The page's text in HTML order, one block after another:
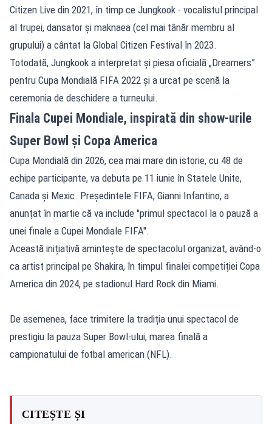
Citizen Live din 2021, în timp ce Jungkook - vocalistul principal
al trupei, dansator și maknaea (cel mai tânăr membru al
grupului) a cântat la Global Citizen Festival în 2023.
Totodată, Jungkook a interpretat și piesa oficială „Dreamers”
pentru Cupa Mondială FIFA 2022 și a urcat pe scenă la
ceremonia de deschidere a turneului.
Finala Cupei Mondiale, inspirată din show-urile
Super Bowl și Copa America
Cupa Mondială din 2026, cea mai mare din istorie, cu 48 de
echipe participante, va debuta pe 11 iunie în Statele Unite,
Canada și Mexic. Președintele FIFA, Gianni Infantino, a
anunțat în martie că va include "primul spectacol la o pauză a
unei finale a Cupei Mondiale FIFA".
Această inițiativă amintește de spectacolul organizat, având-o
ca artist principal pe Shakira, în timpul finalei competiției Copa
America din 2024, pe stadionul Hard Rock din Miami.
De asemenea, face trimitere la tradiția unui spectacol de
prestigiu la pauza Super Bowl-ului, marea finală a
campionatului de fotbal american (NFL).
CITEȘTE ȘI